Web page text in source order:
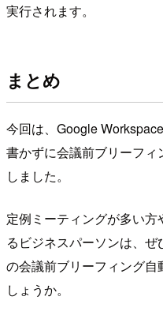
実行されます。
まとめ
今回は、Google
書かずに会議前ブリーフ
しました。
定例ミーティングが多い
るビジネスパーソンは、
の会議前ブリーフィング
しょうか。